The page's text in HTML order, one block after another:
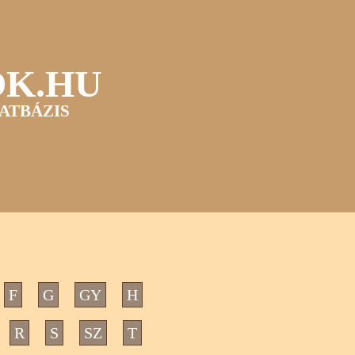
F G GY H
R S SZ T